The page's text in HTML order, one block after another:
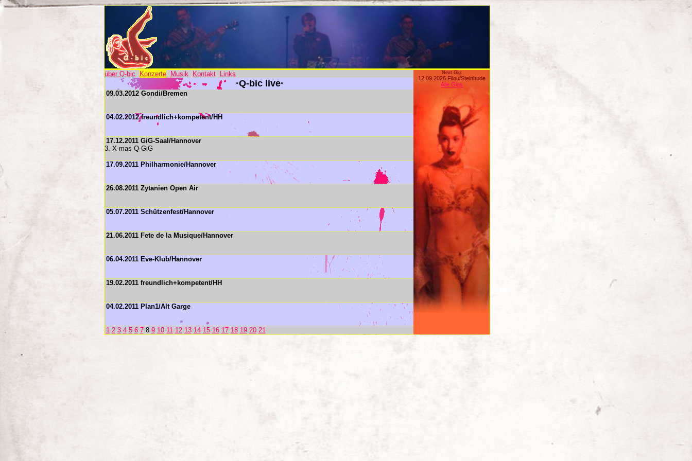
über Q-bic Konzerte Musik Kontakt Links Next Gig:
12.09.2026 Filou/Steinhude
Alle Gigs
·Q-bic live·
09.03.2012 Gondi/Bremen
04.02.2012 freundlich+kompetent/HH
17.12.2011 GiG-Saal/Hannover
3. X-mas Q-GiG
17.09.2011 Philharmonie/Hannover
26.08.2011 Zytanien Open Air
05.07.2011 Schützenfest/Hannover
21.06.2011 Fete de la Musique/Hannover
06.04.2011 Eve-Klub/Hannover
19.02.2011 freundlich+kompetent/HH
04.02.2011 Plan1/Alt Garge
1 2 3 4 5 6 78 9 10 11 12 13 14 15 16 17 18 19 20 21